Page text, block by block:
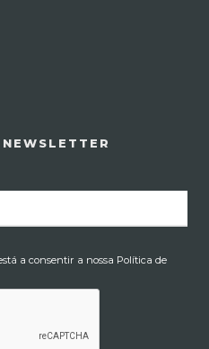
a consentir a nossa Política de